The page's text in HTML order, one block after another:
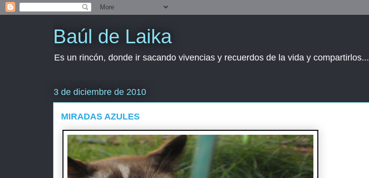
Baúl de Laika
Es un rincón, donde ir sacando vivencias y recuerdos de la vida y compartirlos...
3 de diciembre de 2010
MIRADAS AZULES